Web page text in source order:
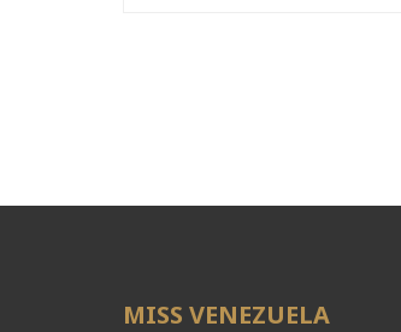
MISS VENEZUELA